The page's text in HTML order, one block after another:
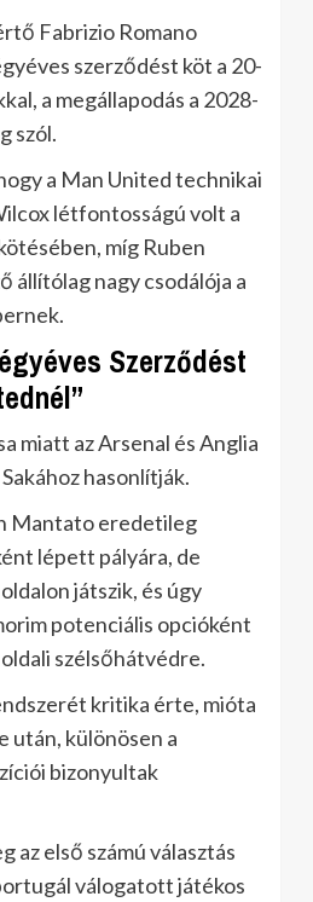
Fabrizio Romano
szerződést köt a 20-
a megállapodás a 2028-
szól.
a Man United technikai
létfontosságú volt a
míg Ruben
állítólag nagy csodálója a
Szerződést
miatt az Arsenal és Anglia
hasonlítják.
Mantato eredetileg
lépett pályára, de
játszik, és úgy
potenciális opcióként
szélsőhátvédre.
kritika érte, mióta
után, különösen a
bizonyultak
az első számú választás
válogatott játékos